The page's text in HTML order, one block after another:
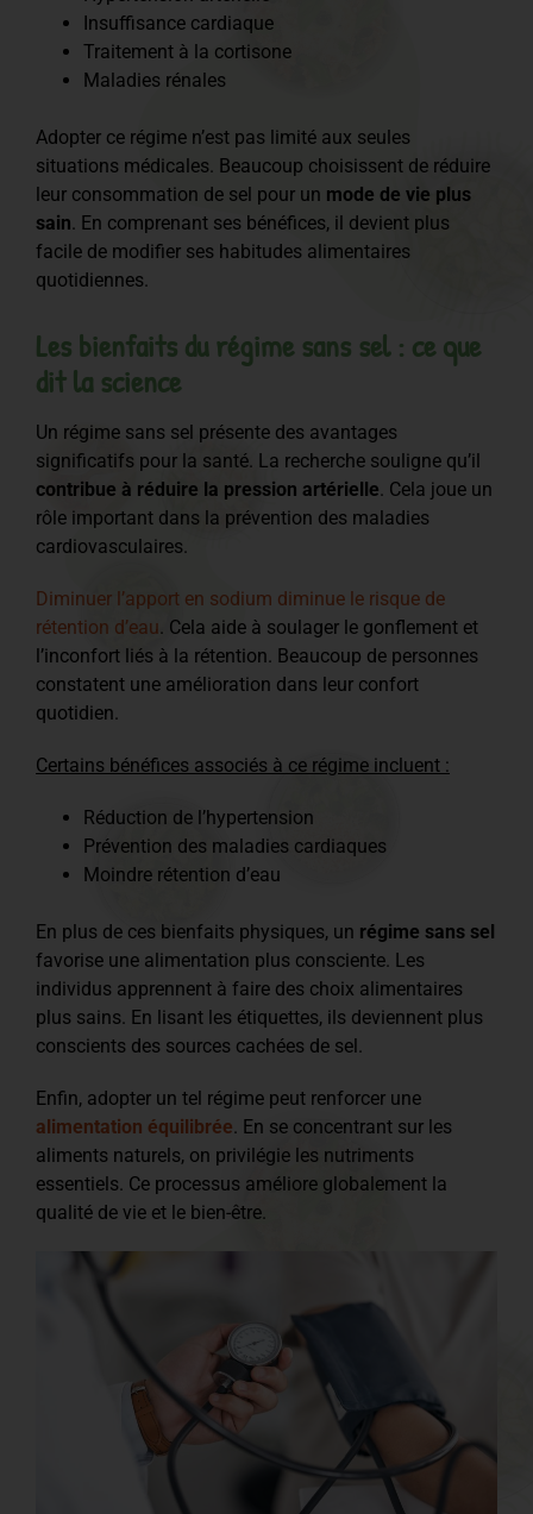
Insuffisance cardiaque
Traitement à la cortisone
Maladies rénales
Adopter ce régime n’est pas limité aux seules
situations médicales. Beaucoup choisissent de réduire
leur consommation de sel pour un mode de vie plus
sain. En comprenant ses bénéfices, il devient plus
facile de modifier ses habitudes alimentaires
quotidiennes.
Les bienfaits du régime sans sel : ce que
dit la science
Un régime sans sel présente des avantages
significatifs pour la santé. La recherche souligne qu’il
contribue à réduire la pression artérielle. Cela joue un
rôle important dans la prévention des maladies
cardiovasculaires.
Diminuer l’apport en sodium diminue le risque de
rétention d’eau. Cela aide à soulager le gonflement et
l’inconfort liés à la rétention. Beaucoup de personnes
constatent une amélioration dans leur confort
quotidien.
Certains bénéfices associés à ce régime incluent :
Réduction de l’hypertension
Prévention des maladies cardiaques
Moindre rétention d’eau
En plus de ces bienfaits physiques, un régime sans sel
favorise une alimentation plus consciente. Les
individus apprennent à faire des choix alimentaires
plus sains. En lisant les étiquettes, ils deviennent plus
conscients des sources cachées de sel.
Enfin, adopter un tel régime peut renforcer une
alimentation équilibrée. En se concentrant sur les
aliments naturels, on privilégie les nutriments
essentiels. Ce processus améliore globalement la
qualité de vie et le bien-être.